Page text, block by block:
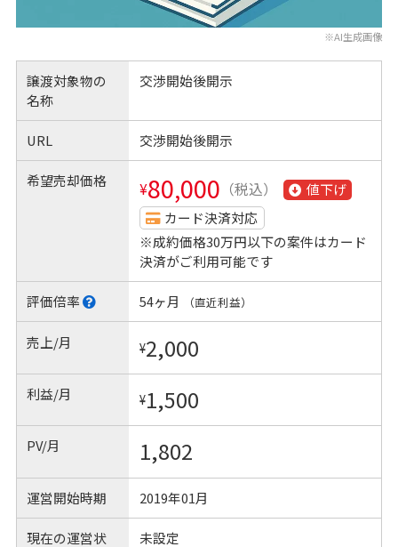
※AI生成画像
譲渡対象物の
名称
交渉開始後開示
URL 交渉開始後開示
希望売却価格 ¥80,000 （税込）
値下げ
カード決済対応
※成約価格30万円以下の案件はカード
決済がご利用可能です
評価倍率 54ヶ月 （直近利益）
売上/月 ¥2,000
利益/月 ¥1,500
PV/月 1,802
運営開始時期 2019年01月
現在の運営状
未設定